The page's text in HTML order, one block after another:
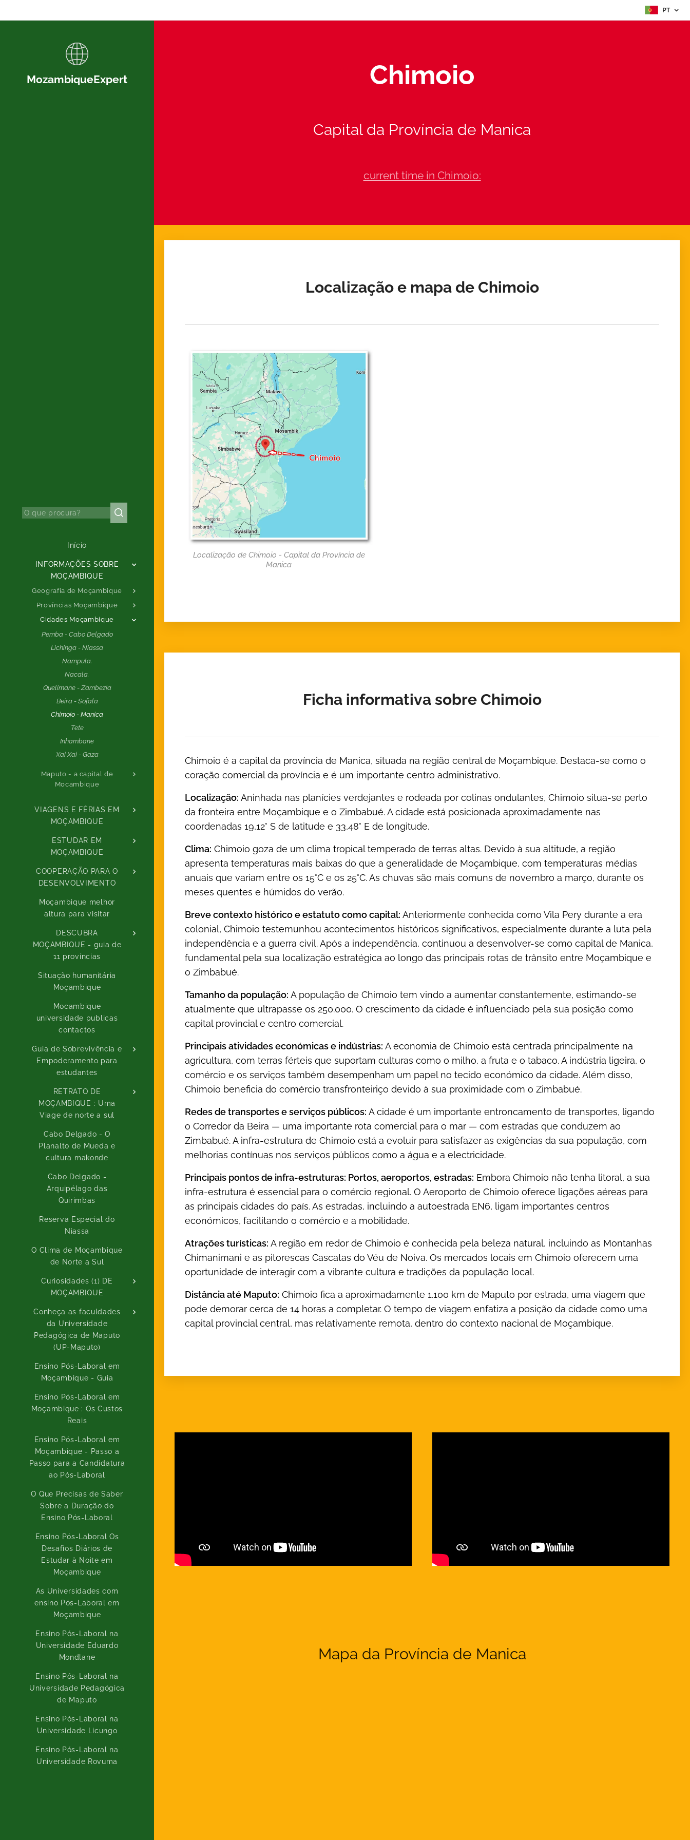
PT
MozambiqueExpert
Início
INFORMAÇÕES SOBRE
MOÇAMBIQUE
Geografia de Moçambique
Províncias Moçambique
Cidades Moçambique
Pemba - Cabo Delgado
Lichinga - Niassa
Nampula.
Nacala.
Quelimane - Zambezia
Beira - Sofala
Chimoio - Manica
Tete
Inhambane
Xai Xai - Gaza
Maputo - a capital de
Mocambique
VIAGENS E FÉRIAS EM
MOÇAMBIQUE
ESTUDAR EM
MOÇAMBIQUE
COOPERAÇÃO PARA O
DESENVOLVIMENTO
Moçambique melhor
altura para visitar
DESCUBRA
MOÇAMBIQUE - guia de
11 províncias
Situação humanitária
Moçambique
Mocambique
universidade publicas
contactos
Guia de Sobrevivência e
Empoderamento para
estudantes
RETRATO DE
MOÇAMBIQUE : Uma
Viage de norte a sul
Cabo Delgado - O
Planalto de Mueda e
cultura makonde
Cabo Delgado -
Arquipélago das
Quirimbas
Reserva Especial do
Niassa
O Clima de Moçambique
de Norte a Sul
Curiosidades (1) DE
MOÇAMBIQUE
Conheça as faculdades
da Universidade
Pedagógica de Maputo
(UP-Maputo)
Ensino Pós-Laboral em
Moçambique - Guia
Ensino Pós-Laboral em
Moçambique : Os Custos
Reais
Ensino Pós-Laboral em
Moçambique - Passo a
Passo para a Candidatura
ao Pós-Laboral
O Que Precisas de Saber
Sobre a Duração do
Ensino Pós-Laboral
Ensino Pós-Laboral Os
Desafios Diários de
Estudar à Noite em
Moçambique
As Universidades com
ensino Pós-Laboral em
Moçambique
Ensino Pós-Laboral na
Universidade Eduardo
Mondlane
Ensino Pós-Laboral na
Universidade Pedagógica
de Maputo
Ensino Pós-Laboral na
Universidade Licungo
Ensino Pós-Laboral na
Universidade Rovuma
Chimoio
Capital da Província de Manica
current time in Chimoio:
Localização e mapa de Chimoio
Localização de Chimoio - Capital da Província de
Manica
Ficha informativa sobre Chimoio
Chimoio é a capital da província de Manica, situada na região central de Moçambique. Destaca-se como o
coração comercial da província e é um importante centro administrativo.
Localização: Aninhada nas planícies verdejantes e rodeada por colinas ondulantes, Chimoio situa-se perto
da fronteira entre Moçambique e o Zimbabué. A cidade está posicionada aproximadamente nas
coordenadas 19,12° S de latitude e 33,48° E de longitude.
Clima: Chimoio goza de um clima tropical temperado de terras altas. Devido à sua altitude, a região
apresenta temperaturas mais baixas do que a generalidade de Moçambique, com temperaturas médias
anuais que variam entre os 15°C e os 25°C. As chuvas são mais comuns de novembro a março, durante os
meses quentes e húmidos do verão.
Breve contexto histórico e estatuto como capital: Anteriormente conhecida como Vila Pery durante a era
colonial, Chimoio testemunhou acontecimentos históricos significativos, especialmente durante a luta pela
independência e a guerra civil. Após a independência, continuou a desenvolver-se como capital de Manica,
fundamental pela sua localização estratégica ao longo das principais rotas de trânsito entre Moçambique e
o Zimbabué.
Tamanho da população: A população de Chimoio tem vindo a aumentar constantemente, estimando-se
atualmente que ultrapasse os 250.000. O crescimento da cidade é influenciado pela sua posição como
capital provincial e centro comercial.
Principais atividades económicas e indústrias: A economia de Chimoio está centrada principalmente na
agricultura, com terras férteis que suportam culturas como o milho, a fruta e o tabaco. A indústria ligeira, o
comércio e os serviços também desempenham um papel no tecido económico da cidade. Além disso,
Chimoio beneficia do comércio transfronteiriço devido à sua proximidade com o Zimbabué.
Redes de transportes e serviços públicos: A cidade é um importante entroncamento de transportes, ligando
o Corredor da Beira — uma importante rota comercial para o mar — com estradas que conduzem ao
Zimbabué. A infra-estrutura de Chimoio está a evoluir para satisfazer as exigências da sua população, com
melhorias contínuas nos serviços públicos como a água e a electricidade.
Principais pontos de infra-estruturas: Portos, aeroportos, estradas: Embora Chimoio não tenha litoral, a sua
infra-estrutura é essencial para o comércio regional. O Aeroporto de Chimoio oferece ligações aéreas para
as principais cidades do país. As estradas, incluindo a autoestrada EN6, ligam importantes centros
económicos, facilitando o comércio e a mobilidade.
Atrações turísticas: A região em redor de Chimoio é conhecida pela beleza natural, incluindo as Montanhas
Chimanimani e as pitorescas Cascatas do Véu de Noiva. Os mercados locais em Chimoio oferecem uma
oportunidade de interagir com a vibrante cultura e tradições da população local.
Distância até Maputo: Chimoio fica a aproximadamente 1.100 km de Maputo por estrada, uma viagem que
pode demorar cerca de 14 horas a completar. O tempo de viagem enfatiza a posição da cidade como uma
capital provincial central, mas relativamente remota, dentro do contexto nacional de Moçambique.
Mapa da Província de Manica